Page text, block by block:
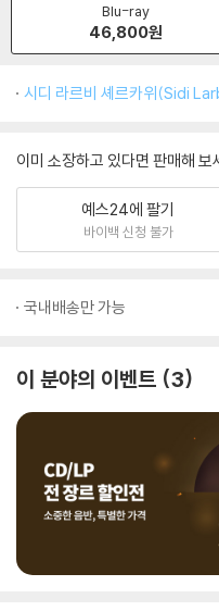
Blu-ray
46,800원
시디 라르비 셰르카위(Sidi
이미 소장하고 있다면 판매해 보
예스24에 팔기
바이백 신청 불가
국내배송만 가능
이 분야의 이벤트 3